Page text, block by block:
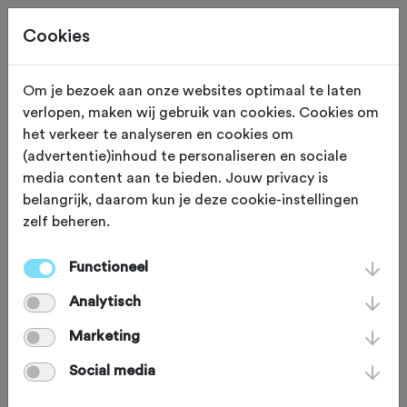
ETEN EN DRINKEN
Kafee It Wapen van
Fryslân
Een oude postkaart doet herinneren
aan het buurtcafé begin 1900. Kafee ‘It
wapen fan Fryslân’ heeft nog steeds
die charme van een buurtcafé en is
Cookies
Om je bezoek aan onze websites optimaal te laten
verlopen, maken wij gebruik van cookies. Cookies om
het verkeer te analyseren en cookies om
(advertentie)inhoud te personaliseren en sociale
media content aan te bieden. Jouw privacy is
belangrijk, daarom kun je deze cookie-instellingen
zelf beheren.
Functioneel
Analytisch
Marketing
Social media